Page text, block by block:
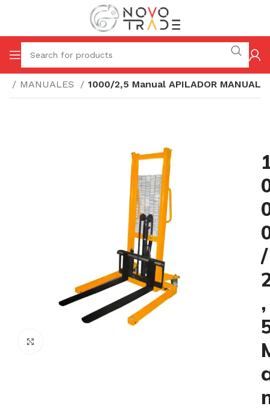
MANUALES 1000/2,5 Manual APILADOR MANUAL
/
,